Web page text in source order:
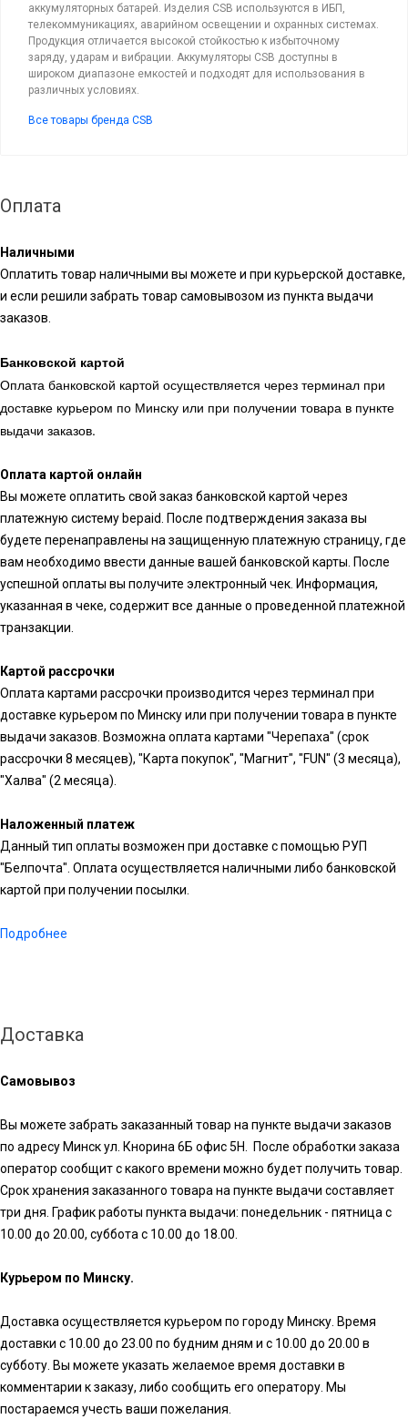
аккумуляторных батарей. Изделия CSB используются в ИБП,
телекоммуникациях, аварийном освещении и охранных системах.
Продукция отличается высокой стойкостью к избыточному
заряду, ударам и вибрации. Аккумуляторы CSB доступны в
широком диапазоне емкостей и подходят для использования в
различных условиях.
Все товары бренда CSB
Оплата
Наличными
Оплатить товар наличными вы можете и при курьерской доставке,
и если решили забрать товар самовывозом из пункта выдачи
заказов.
Банковской картой
Оплата банковской картой осуществляется через терминал при
доставке курьером по Минску или при получении товара в пункте
выдачи заказов.
Оплата картой онлайн
Вы можете оплатить свой заказ банковской картой через
платежную систему bepaid. После подтверждения заказа вы
будете перенаправлены на защищенную платежную страницу, где
вам необходимо ввести данные вашей банковской карты. После
успешной оплаты вы получите электронный чек. Информация,
указанная в чеке, содержит все данные о проведенной платежной
транзакции.
Картой рассрочки
Оплата картами рассрочки производится через терминал при
доставке курьером по Минску или при получении товара в пункте
выдачи заказов. Возможна оплата картами "Черепаха" (срок
рассрочки 8 месяцев), "Карта покупок", "Магнит", "FUN" (3 месяца),
"Халва" (2 месяца).
Наложенный платеж
Данный тип оплаты возможен при доставке с помощью РУП
"Белпочта". Оплата осуществляется наличными либо банковской
картой при получении посылки.
Подробнее
Доставка
Самовывоз
Вы можете забрать заказанный товар на пункте выдачи заказов
по адресу Минск ул. Кнорина 6Б офис 5Н. После обработки заказа
оператор сообщит с какого времени можно будет получить товар.
Срок хранения заказанного товара на пункте выдачи составляет
три дня. График работы пункта выдачи: понедельник - пятница с
10.00 до 20.00, суббота с 10.00 до 18.00.
Курьером по Минску.
Доставка осуществляется курьером по городу Минску. Время
доставки с 10.00 до 23.00 по будним дням и с 10.00 до 20.00 в
субботу. Вы можете указать желаемое время доставки в
комментарии к заказу, либо сообщить его оператору. Мы
постараемся учесть ваши пожелания.